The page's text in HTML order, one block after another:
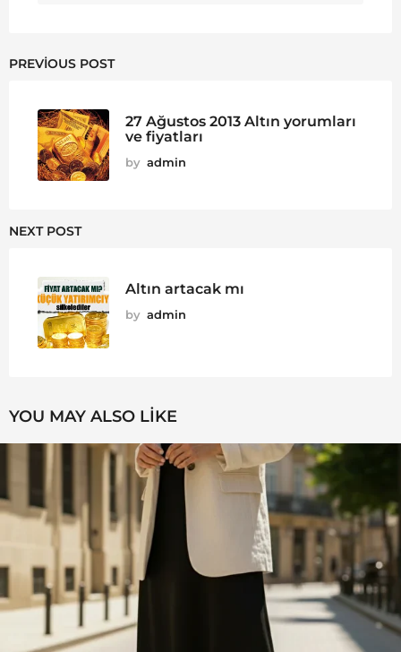
PREVIOUS POST
27 Ağustos 2013 Altın yorumları
ve fiyatları
by admin
NEXT POST
Altın artacak mı
by admin
YOU MAY ALSO LIKE